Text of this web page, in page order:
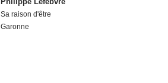
Sa raison d'être
Garonne